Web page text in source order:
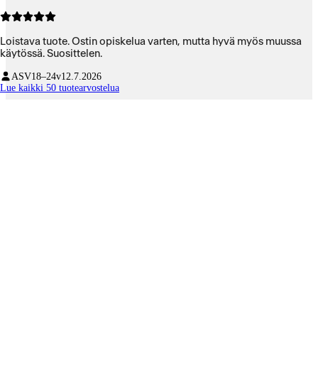
Loistava tuote. Ostin opiskelua varten, mutta hyvä myös muussa
käytössä. Suosittelen.
ASV18–24v12.7.2026
Lue kaikki 50 tuotearvostelua